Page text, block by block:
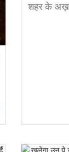
शहर के